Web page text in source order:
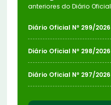
anteriores do Diário Oficial
Diário Oficial Nº 299/2026
Diário Oficial Nº 298/2026
Diário Oficial Nº 297/2026